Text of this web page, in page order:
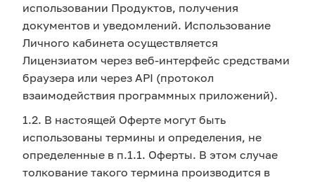
использовании Продуктов, получения
документов и уведомлений. Использование
Личного кабинета осуществляется
Лицензиатом через веб-интерфейс средствами
браузера или через API (протокол
взаимодействия программных приложений).
1.2. В настоящей Оферте могут быть
использованы термины и определения, не
определенные в п.1.1. Оферты. В этом случае
толкование такого термина производится в